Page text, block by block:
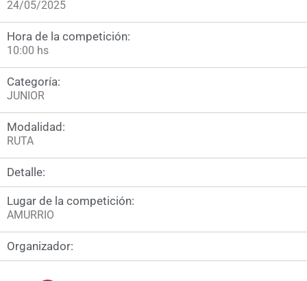
24/05/2025
Hora de la competición:
10:00 hs
Categoría:
JUNIOR
Modalidad:
RUTA
Detalle:
Lugar de la competición:
AMURRIO
Organizador: